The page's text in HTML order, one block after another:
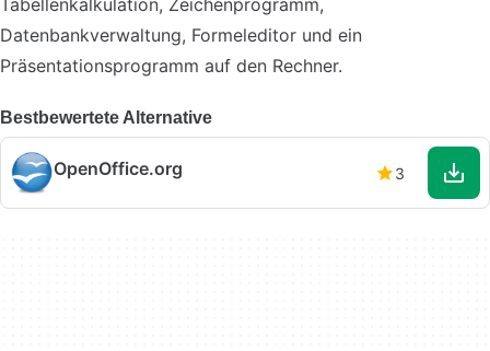
Tabellenkalkulation, Zeichenprogramm,
Datenbankverwaltung, Formeleditor und ein
Präsentationsprogramm auf den Rechner.
Bestbewertete Alternative
OpenOffice.org 3